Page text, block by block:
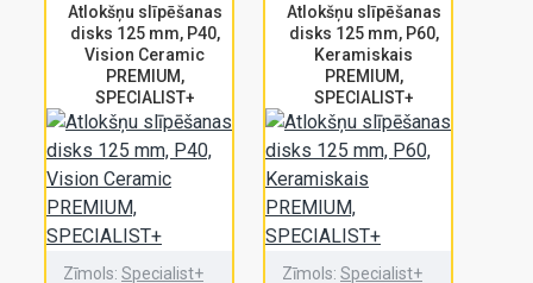
Atlokšņu slīpēšanas
disks 125 mm, P40,
Vision Ceramic
PREMIUM,
SPECIALIST+
Zīmols: Specialist+
Atlokšņu slīpēšanas
disks 125 mm, P60,
Keramiskais
PREMIUM,
SPECIALIST+
Zīmols: Specialist+